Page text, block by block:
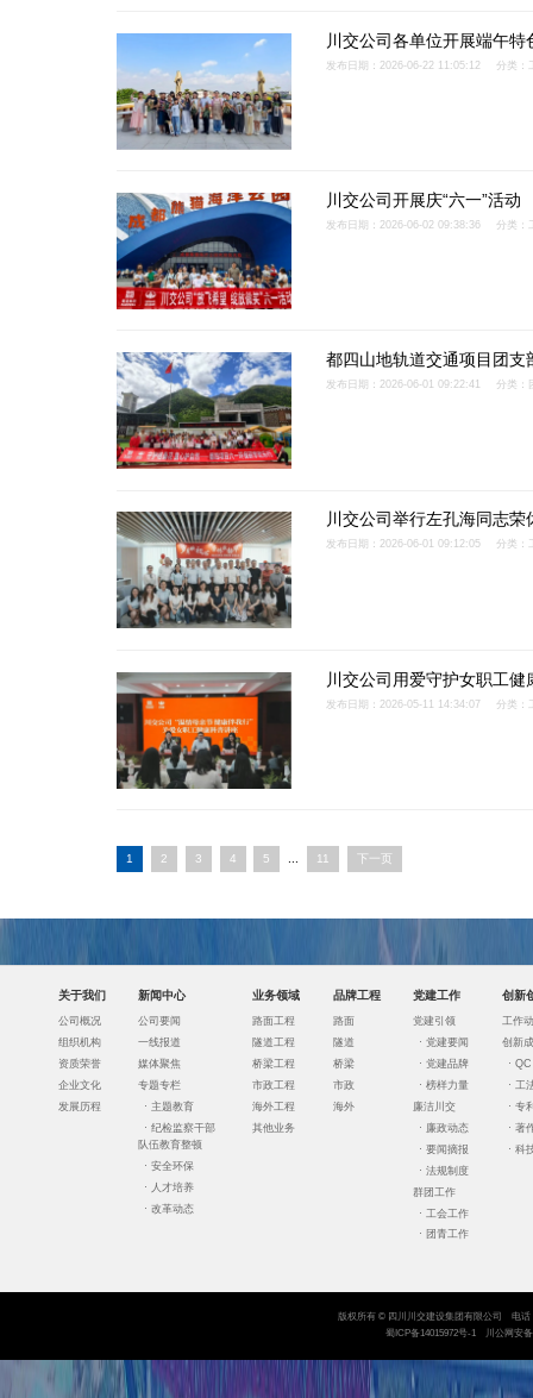
川交公司各单位开展端午特
发布日期：2026-06-22 11:05:12 分类：
川交公司开展庆“六一”活动
发布日期：2026-06-02 09:38:36 分类：
都四山地轨道交通项目团支
发布日期：2026-06-01 09:22:41 分类：
川交公司举行左孔海同志荣
发布日期：2026-06-01 09:12:05 分类：
川交公司用爱守护女职工健
发布日期：2026-05-11 14:34:07 分类：
1 2 3 4 5 11 下一页
关于我们
公司概况
组织机构
资质荣誉
企业文化
发展历程
新闻中心
公司要闻
一线报道
媒体聚焦
专题专栏
·主题教育
·纪检监察干部
队伍教育整顿
·安全环保
· 人才培养
·改革动态
业务领域
路面工程
隧道工程
桥梁工程
市政工程
海外工程
其他业务
品牌工程
路面
隧道
桥梁
市政
海外
党建工作
党建引领
·党建要闻
·党建品牌
·榜样力量
廉洁川交
· 廉政动态
·要闻摘报
·法规制度
群团工作
· 工会工作
· 团青工作
创新
工作
创新
· QC
· 工
· 专
· 著
· 科
版权所有 © 四川川交建设集团有限公司 电话
蜀ICP备14015972号-1 川公网安备